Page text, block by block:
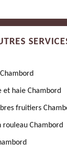
et haie Chambord
fruitiers
rouleau Chambord